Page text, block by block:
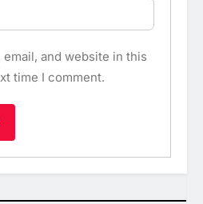
email, and website in this
time I comment.